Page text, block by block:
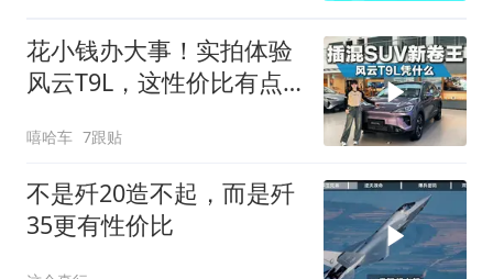
花小钱办大事！实拍体验
风云T9L，这性价比有点
嘻哈车 7跟贴
不是歼20造不起，而是歼
35更有性价比